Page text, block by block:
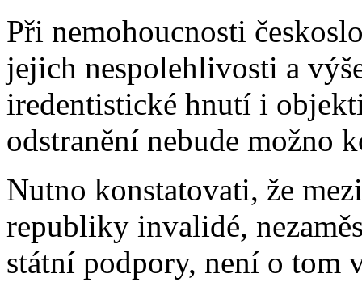
Při nemohoucnosti
jejich nespolehlivosti a
iredentistické hnutí i
odstranění nebude možno
Nutno konstatovati, že
republiky invalidé,
státní podpory, není o tom